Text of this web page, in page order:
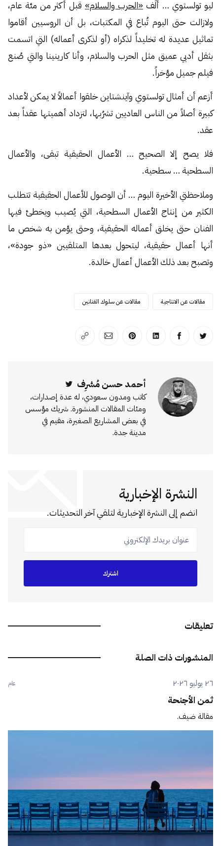
ليو تولستوي … ألَف «الحرب والسلام» قبل أكثر من مئة عام،
ولازالت حتى اليوم تُباع في المكتبات، بل أن الروسيين أقاموا
تماثيل عديدة له تخليداً لذكراه (أو لذكرى أعماله) التي اتسمت
بثقل أدبي عميق مثل الحرب والسلام، وأنا كارينينا والتي صُنع
فيلم جميل مؤخراً.
أزعم أن أمثال تولستوي وآينشتاين خلقوا أعمالاً لا يمكن لأعداد
كبيرة أصلاً من الناس العاديين تشرُبها، لتزداد أهميتها عقداً بعد
عقد.
فلا يصح إلا الصحيح … الأعمال الحقيقية تبقى، والأعمال
السطحية … سطحية.
وملاحظتي الأخيرة اليوم … أن الوصول للأعمال الحقيقية تتطلب
الكثير من إنتاج الأعمال السطحية، التي يُصيب ويخطئ فيها
الفنان حتى يخلق أعماله الحقيقية، وحتى يؤمن به شخص ما
أنها أعمال حقيقية، ليتحول بعدها المتلقيين «ذو جودة»،
وتصبح بعد ذلك الأعمال أعمال خالدة.
مقالات عن الانتاجية مقالات عن سلوك الفنانين
انشر على تويترانشر على الفيسبوك
انشر على لينكد إن
انشر على بينترست
انشر على الإيميل
انسخ الرابط
أحمد حسن مُشرِف
كاتب ومدون سعودي، له عدة إصدارات،
ومئات المقالات المنشورة. شريك مؤسس
في بعض المشاريع الصغيرة، مقيم في
مدينة جدة.
النشرة الإخبارية
انضم إلى النشرة الإخبارية لتلقي آخر التحديثات.
عنوان بريدك الإلكتروني
اشترك
تعليقات
المنشورات ذات الصلة
٢٦ يوليو ٢٠٢٦ عام
ثمن الأجنحة
مقالة ضيف.